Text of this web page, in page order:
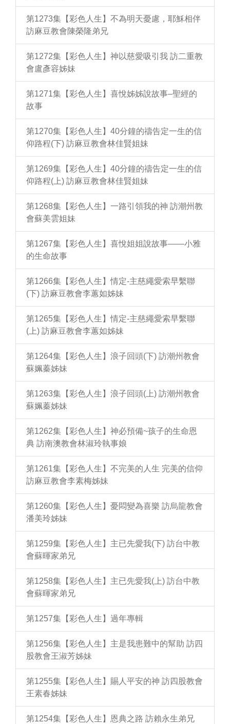
第1273集【彩色人生】不為明天憂慮，耶穌相伴
訪麻豆教會陳榮隆弟兄
第1272集【彩色人生】神以慈愛吸引我 訪二重教
會盧彥容姊妹
第1271集【彩色人生】喜悅姊姊說故事–聖經的
故事
第1270集【彩色人生】40分鐘的禱告定一生的信
仰路程(下) 訪麻豆教會林佳賢姐妹
第1269集【彩色人生】40分鐘的禱告定一生的信
仰路程(上) 訪麻豆教會林佳賢姐妹
第1268集【彩色人生】一路引領我的神 訪潮州教
會蘇美雲姐妹
第1267集【彩色人生】喜悅姐姐說故事——小雅
的生命故事
第1266集【彩色人生】情定-主慈繩愛索早繫聯
(下) 訪麻豆教會李蕙如姊妹
第1265集【彩色人生】情定-主慈繩愛索早繫聯
(上) 訪麻豆教會李蕙如姊妹
第1264集【彩色人生】浪子回頭(下) 訪潮州教會
蘇姵蓁姊妹
第1263集【彩色人生】浪子回頭(上) 訪潮州教會
蘇姵蓁姊妹
第1262集【彩色人生】神必預備~孩子的生命恩
典 訪南澳教會林淑玲執事娘
第1261集【彩色人生】不完美的人生 完美的信仰
訪麻豆教會李素梅姊妹
第1260集【彩色人生】憂悶變為喜樂 訪烏龍教會
潘美玲姊妹
第1259集【彩色人生】主已先愛我(下) 訪台中教
會蘇暉家弟兄
第1258集【彩色人生】主已先愛我(上) 訪台中教
會蘇暉家弟兄
第1257集【彩色人生】過年專輯
第1256集【彩色人生】主是我患難中的幫助 訪四
股教會王淑芳姊妹
第1255集【彩色人生】賜人平安的神 訪四股教會
王素春姊妹
第1254集【彩色人生】恩典之路 訪賴永生弟兄